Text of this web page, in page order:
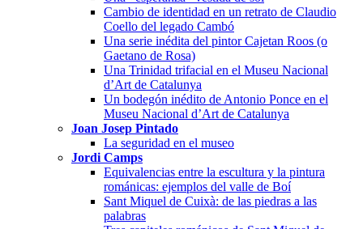
Cambio de identidad en un retrato de Claudio
Coello del legado Cambó
Una serie inédita del pintor Cajetan Roos (o
Gaetano de Rosa)
Una Trinidad trifacial en el Museu Nacional
d’Art de Catalunya
Un bodegón inédito de Antonio Ponce en el
Museu Nacional d’Art de Catalunya
Joan Josep Pintado
La seguridad en el museo
Jordi Camps
Equivalencias entre la escultura y la pintura
románicas: ejemplos del valle de Boí
Sant Miquel de Cuixà: de las piedras a las
palabras